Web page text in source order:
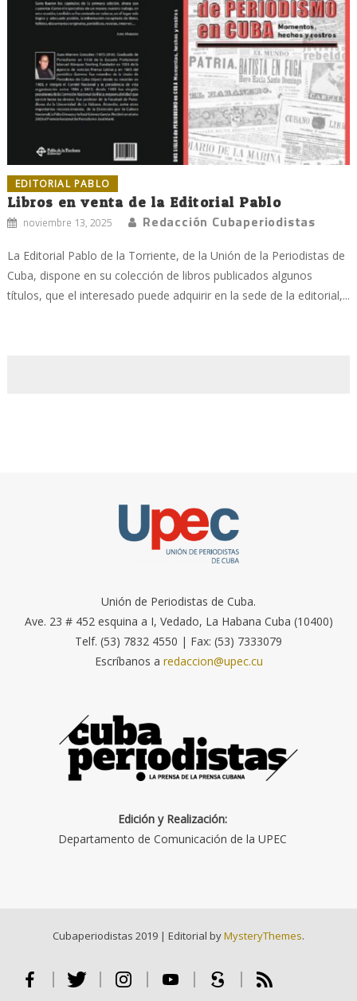
EDITORIAL PABLO
Libros en venta de la Editorial Pablo
noviembre 13, 2025 Redacción Cubaperiodistas
La Editorial Pablo de la Torriente, de la Unión de la Periodistas de
Cuba, dispone en su colección de libros publicados algunos
títulos, que el interesado puede adquirir en la sede de la editorial,...
Unión de Periodistas de Cuba.
Ave. 23 # 452 esquina a I, Vedado, La Habana Cuba (10400)
Telf. (53) 7832 4550 | Fax: (53) 7333079
Escríbanos a redaccion@upec.cu
Edición y Realización:
Departamento de Comunicación de la UPEC
Cubaperiodistas 2019 | Editorial byMysteryThemes.
Facebook Twitter Instagram Youtube Scribd RSS